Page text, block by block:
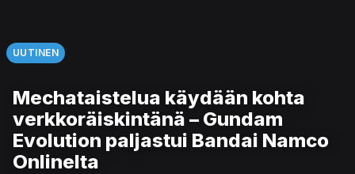
UUTINEN
Mechataistelua käydään kohta
verkkoräiskintänä – Gundam
Evolution paljastui Bandai Namco
Onlinelta